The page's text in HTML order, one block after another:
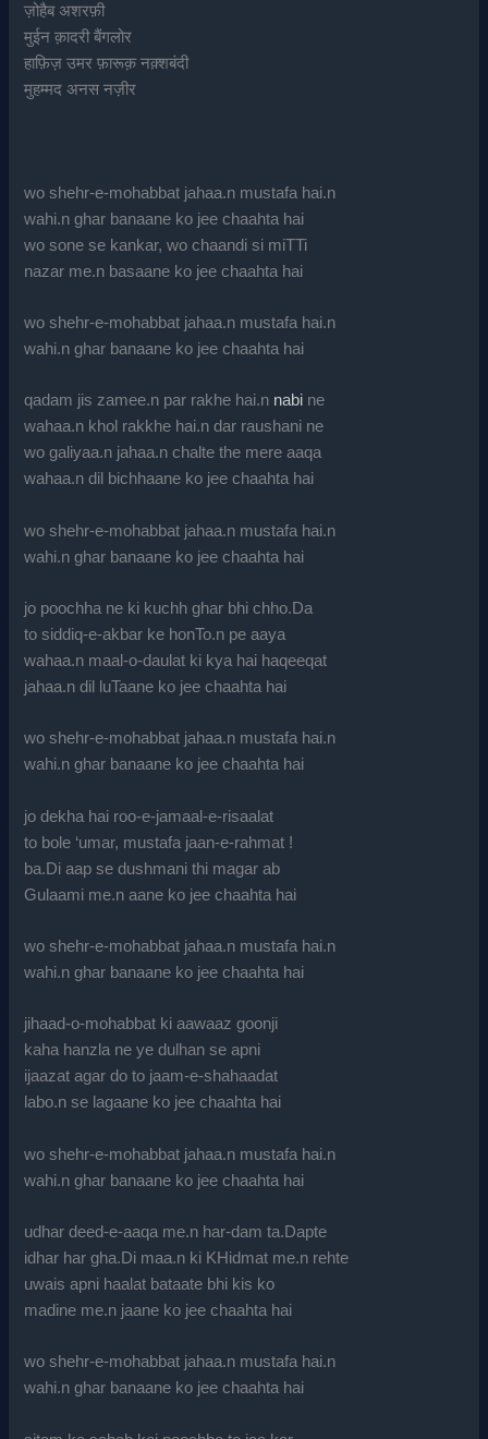
ज़ोहैब अशरफ़ी
मुईन क़ादरी बैंगलोर
हाफ़िज़ उमर फ़ारूक़ नक़्शबंदी
मुहम्मद अनस नज़ीर
wo shehr-e-mohabbat jahaa.n mustafa hai.n
wahi.n ghar banaane ko jee chaahta hai
wo sone se kankar, wo chaandi si miTTi
nazar me.n basaane ko jee chaahta hai
wo shehr-e-mohabbat jahaa.n mustafa hai.n
wahi.n ghar banaane ko jee chaahta hai
qadam jis zamee.n par rakhe hai.n nabi ne
wahaa.n khol rakkhe hai.n dar raushani ne
wo galiyaa.n jahaa.n chalte the mere aaqa
wahaa.n dil bichhaane ko jee chaahta hai
wo shehr-e-mohabbat jahaa.n mustafa hai.n
wahi.n ghar banaane ko jee chaahta hai
jo poochha ne ki kuchh ghar bhi chho.Da
to siddiq-e-akbar ke honTo.n pe aaya
wahaa.n maal-o-daulat ki kya hai haqeeqat
jahaa.n dil luTaane ko jee chaahta hai
wo shehr-e-mohabbat jahaa.n mustafa hai.n
wahi.n ghar banaane ko jee chaahta hai
jo dekha hai roo-e-jamaal-e-risaalat
to bole ‘umar, mustafa jaan-e-rahmat !
ba.Di aap se dushmani thi magar ab
Gulaami me.n aane ko jee chaahta hai
wo shehr-e-mohabbat jahaa.n mustafa hai.n
wahi.n ghar banaane ko jee chaahta hai
jihaad-o-mohabbat ki aawaaz goonji
kaha hanzla ne ye dulhan se apni
ijaazat agar do to jaam-e-shahaadat
labo.n se lagaane ko jee chaahta hai
wo shehr-e-mohabbat jahaa.n mustafa hai.n
wahi.n ghar banaane ko jee chaahta hai
udhar deed-e-aaqa me.n har-dam ta.Dapte
idhar har gha.Di maa.n ki KHidmat me.n rehte
uwais apni haalat bataate bhi kis ko
madine me.n jaane ko jee chaahta hai
wo shehr-e-mohabbat jahaa.n mustafa hai.n
wahi.n ghar banaane ko jee chaahta hai